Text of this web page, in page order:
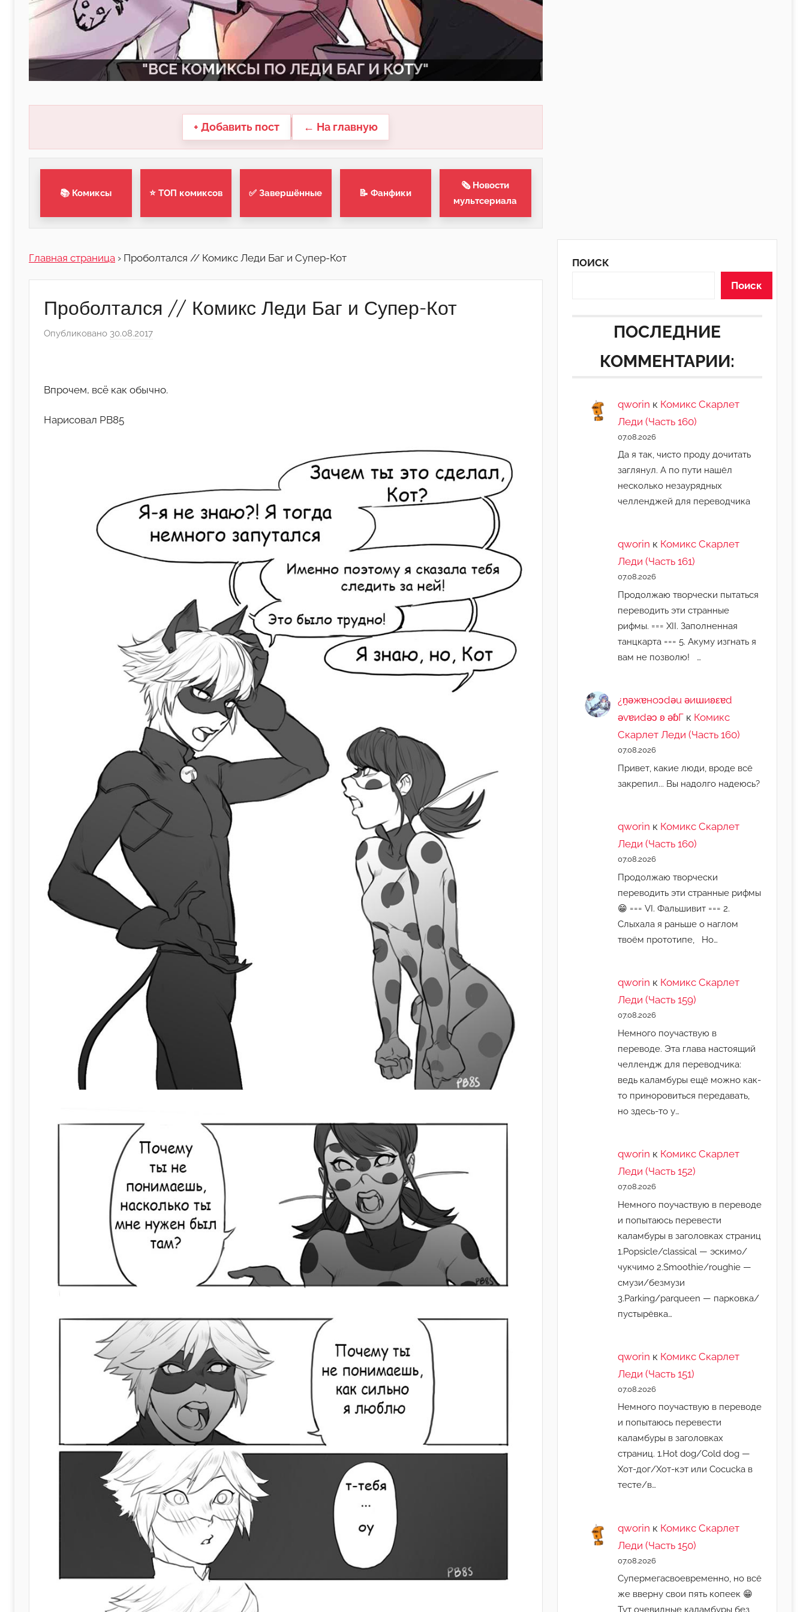
"ВСЕ КОМИКСЫ ПО ЛЕДИ БАГ И КОТУ"
+ Добавить пост ← На главную
📚 Комиксы ⭐ ТОП комиксов ✅ Завершённые 📝 Фанфики
🗞 Новости
мультсериала
Главная страница › Проболтался // Комикс Леди Баг и Супер-Кот
Проболтался // Комикс Леди Баг и Супер-Кот
Опубликовано 30.08.2017
р
Впрочем, всё как обычно.
Нарисовал PB85
ПОИСК
Поиск
ПОСЛЕДНИЕ
КОММЕНТАРИИ:
qworin к Комикс Скарлет
Леди (Часть 160)
07.08.2026
Да я так, чисто проду дочитать
заглянул. А по пути нашёл
несколько незаурядных
челленджей для переводчика
qworin к Комикс Скарлет
Леди (Часть 161)
07.08.2026
Продолжаю творчески пытаться
переводить эти странные
рифмы. === XII. Заполненная
танцкарта === 5. Акуму изгнать я
вам не позволю! …
¿n̯ǝжɐноɔdǝu ǝиɯиʚεɐd
ǝvɐиdǝɔ ʚ ǝɓГ к Комикс
Скарлет Леди (Часть 160)
07.08.2026
Привет, какие люди, вроде всё
закрепил... Вы надолго надеюсь?
qworin к Комикс Скарлет
Леди (Часть 160)
07.08.2026
Продолжаю творчески
переводить эти странные рифмы
😁 === VI. Фальшивит === 2.
Слыхала я раньше о наглом
твоём прототипе, Но…
qworin к Комикс Скарлет
Леди (Часть 159)
07.08.2026
Немного поучаствую в
переводе. Эта глава настоящий
челлендж для переводчика:
ведь каламбуры ещё можно как-
то приноровиться передавать,
но здесь-то у…
qworin к Комикс Скарлет
Леди (Часть 152)
07.08.2026
Немного поучаствую в переводе
и попытаюсь перевести
каламбуры в заголовках страниц
1.Popsicle/classical — эскимо/
чукчимо 2.Smoothie/roughie —
смузи/безмузи
3.Parking/parqueen — парковка/
пустырёвка…
qworin к Комикс Скарлет
Леди (Часть 151)
07.08.2026
Немного поучаствую в переводе
и попытаюсь перевести
каламбуры в заголовках
страниц. 1.Hot dog/Cold dog —
Хот-дог/Хот-кэт или Cocucka в
тесте/в…
qworin к Комикс Скарлет
Леди (Часть 150)
07.08.2026
Супермегасвоевременно, но всё
же вверну свои пять копеек 😁
Тут очевидные каламбуры без